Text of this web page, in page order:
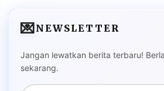
💌NEWSLETTER
Jangan lewatkan berita terbaru!
sekarang.